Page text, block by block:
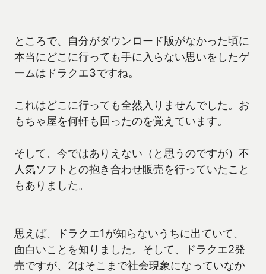
ところで、自分がダウンロード版がなかった頃に
本当にどこに行っても手に入らない思いをしたゲ
ームはドラクエ3ですね。
これはどこに行っても全然入りませんでした。お
もちゃ屋を何軒も回ったのを覚えています。
そして、今ではありえない（と思うのですが）不
人気ソフトとの抱き合わせ販売を行っていたこと
もありました。
思えば、ドラクエ1が知らないうちに出ていて、
面白いことを知りました。そして、ドラクエ2発
売ですが、2はそこまで社会現象になっていなか